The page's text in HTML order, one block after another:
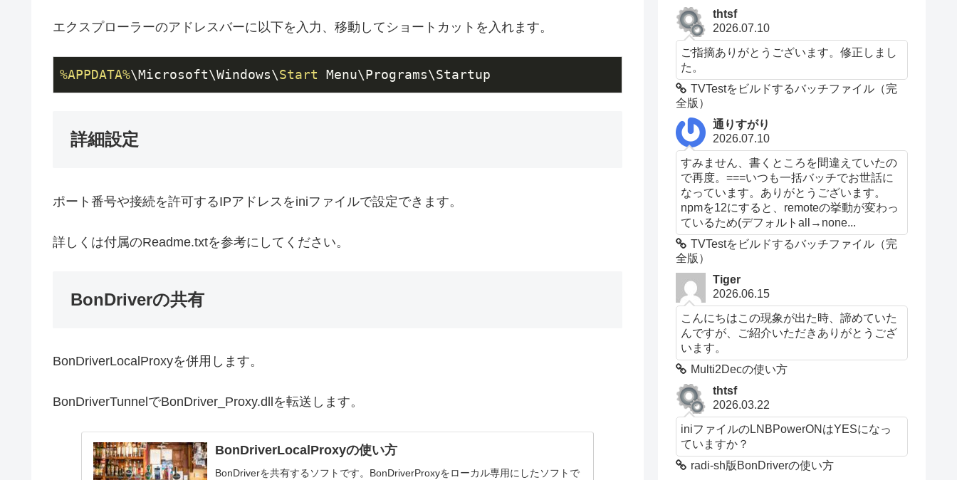
エクスプローラーのアドレスバーに以下を入力、移動してショートカットを入れます。
%APPDATA%\Microsoft\Windows\Start Menu\Programs\Startup
詳細設定
ポート番号や接続を許可するIPアドレスをiniファイルで設定できます。
詳しくは付属のReadme.txtを参考にしてください。
BonDriverの共有
BonDriverLocalProxyを併用します。
BonDriverTunnelでBonDriver_Proxy.dllを転送します。
BonDriverLocalProxyの使い方
BonDriverを共有するソフトです。BonDriverProxyをローカル専用にしたソフトで
thtsf
2026.07.10
ご指摘ありがとうございます。修正しまし
た。
TVTestをビルドするバッチファイル（完
全版）
通りすがり
2026.07.10
すみません、書くところを間違えていたの
で再度。===いつも一括バッチでお世話に
なっています。ありがとうございます。
npmを12にすると、remoteの挙動が変わっ
ているため(デフォルトall→none...
TVTestをビルドするバッチファイル（完
全版）
Tiger
2026.06.15
こんにちはこの現象が出た時、諦めていた
んですが、ご紹介いただきありがとうござ
います。
Multi2Decの使い方
thtsf
2026.03.22
iniファイルのLNBPowerONはYESになっ
ていますか？
radi-sh版BonDriverの使い方